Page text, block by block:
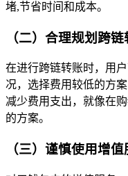
堵,节省时间和成本。
（二）合理规划跨
在进行跨链转账时，用
况，选择费用较低的方
减少费用支出，就像在
的方案。
（三）谨慎使用增